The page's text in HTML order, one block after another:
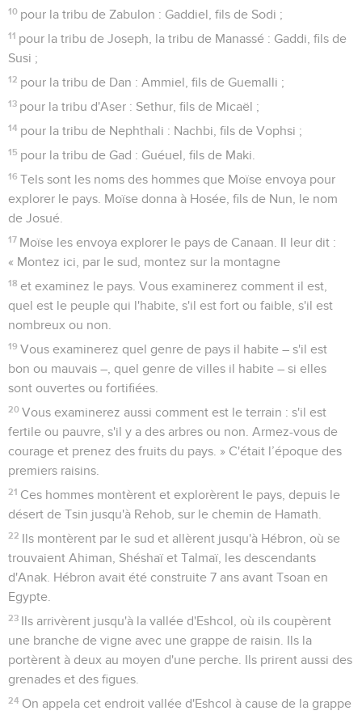
10 pour la tribu de Zabulon : Gaddiel, fils de Sodi ;
11 pour la tribu de Joseph, la tribu de Manassé : Gaddi, fils de
Susi ;
12 pour la tribu de Dan : Ammiel, fils de Guemalli ;
13 pour la tribu d'Aser : Sethur, fils de Micaël ;
14 pour la tribu de Nephthali : Nachbi, fils de Vophsi ;
15 pour la tribu de Gad : Guéuel, fils de Maki.
16 Tels sont les noms des hommes que Moïse envoya pour
explorer le pays. Moïse donna à Hosée, fils de Nun, le nom
de Josué.
17 Moïse les envoya explorer le pays de Canaan. Il leur dit :
« Montez ici, par le sud, montez sur la montagne
18 et examinez le pays. Vous examinerez comment il est,
quel est le peuple qui l'habite, s'il est fort ou faible, s'il est
nombreux ou non.
19 Vous examinerez quel genre de pays il habite – s'il est
bon ou mauvais –, quel genre de villes il habite – si elles
sont ouvertes ou fortifiées.
20 Vous examinerez aussi comment est le terrain : s'il est
fertile ou pauvre, s'il y a des arbres ou non. Armez-vous de
courage et prenez des fruits du pays. » C'était l’époque des
premiers raisins.
21 Ces hommes montèrent et explorèrent le pays, depuis le
désert de Tsin jusqu'à Rehob, sur le chemin de Hamath.
22 Ils montèrent par le sud et allèrent jusqu'à Hébron, où se
trouvaient Ahiman, Shéshaï et Talmaï, les descendants
d'Anak. Hébron avait été construite 7 ans avant Tsoan en
Egypte.
23 Ils arrivèrent jusqu'à la vallée d'Eshcol, où ils coupèrent
une branche de vigne avec une grappe de raisin. Ils la
portèrent à deux au moyen d'une perche. Ils prirent aussi des
grenades et des figues.
24 On appela cet endroit vallée d'Eshcol à cause de la grappe